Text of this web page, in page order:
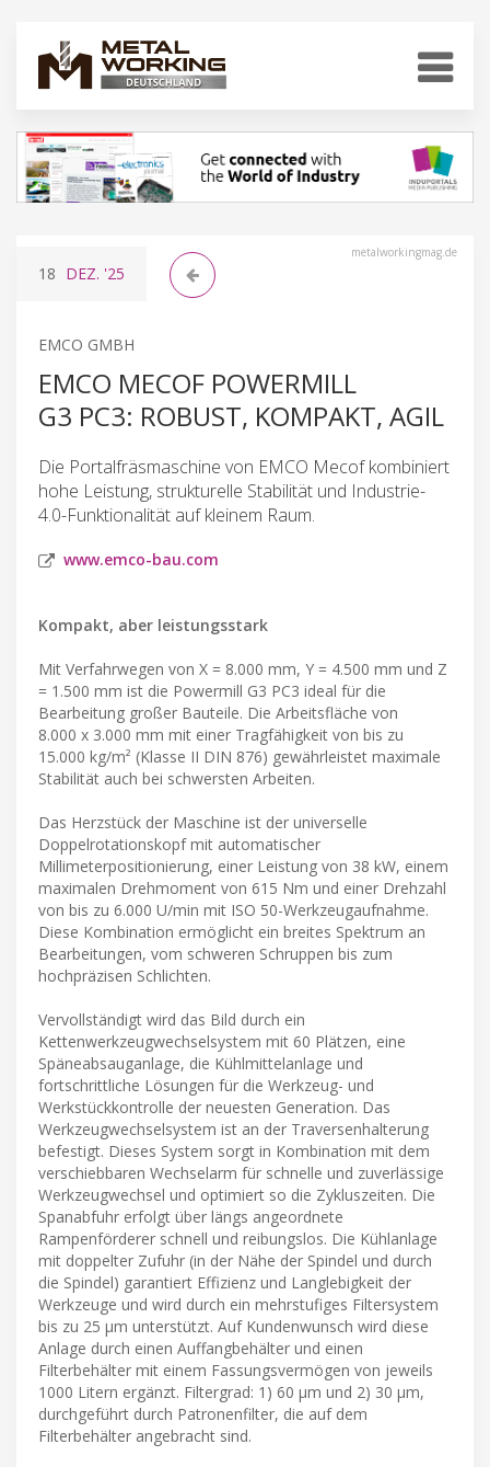
metalworkingmag.de
18 DEZ. '25
EMCO GMBH
EMCO MECOF POWERMILL
G3 PC3: ROBUST, KOMPAKT, AGIL
Die Portalfräsmaschine von EMCO Mecof kombiniert
hohe Leistung, strukturelle Stabilität und Industrie-
4.0-Funktionalität auf kleinem Raum.
www.emco-bau.com
Kompakt, aber leistungsstark
Mit Verfahrwegen von X = 8.000 mm, Y = 4.500 mm und Z
= 1.500 mm ist die Powermill G3 PC3 ideal für die
Bearbeitung großer Bauteile. Die Arbeitsfläche von
8.000 x 3.000 mm mit einer Tragfähigkeit von bis zu
15.000 kg/m² (Klasse II DIN 876) gewährleistet maximale
Stabilität auch bei schwersten Arbeiten.
Das Herzstück der Maschine ist der universelle
Doppelrotationskopf mit automatischer
Millimeterpositionierung, einer Leistung von 38 kW, einem
maximalen Drehmoment von 615 Nm und einer Drehzahl
von bis zu 6.000 U/min mit ISO 50-Werkzeugaufnahme.
Diese Kombination ermöglicht ein breites Spektrum an
Bearbeitungen, vom schweren Schruppen bis zum
hochpräzisen Schlichten.
Vervollständigt wird das Bild durch ein
Kettenwerkzeugwechselsystem mit 60 Plätzen, eine
Späneabsauganlage, die Kühlmittelanlage und
fortschrittliche Lösungen für die Werkzeug- und
Werkstückkontrolle der neuesten Generation. Das
Werkzeugwechselsystem ist an der Traversenhalterung
befestigt. Dieses System sorgt in Kombination mit dem
verschiebbaren Wechselarm für schnelle und zuverlässige
Werkzeugwechsel und optimiert so die Zykluszeiten. Die
Spanabfuhr erfolgt über längs angeordnete
Rampenförderer schnell und reibungslos. Die Kühlanlage
mit doppelter Zufuhr (in der Nähe der Spindel und durch
die Spindel) garantiert Effizienz und Langlebigkeit der
Werkzeuge und wird durch ein mehrstufiges Filtersystem
bis zu 25 µm unterstützt. Auf Kundenwunsch wird diese
Anlage durch einen Auffangbehälter und einen
Filterbehälter mit einem Fassungsvermögen von jeweils
1000 Litern ergänzt. Filtergrad: 1) 60 µm und 2) 30 µm,
durchgeführt durch Patronenfilter, die auf dem
Filterbehälter angebracht sind.